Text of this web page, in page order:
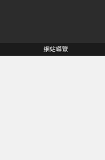
網站導覽